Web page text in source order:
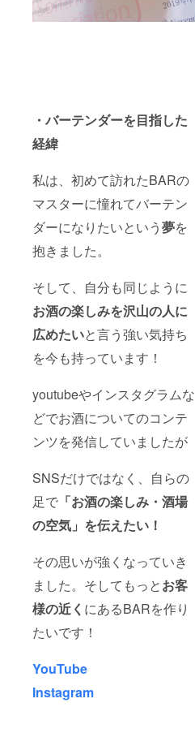
・バーテンダーを目指した
経緯
私は、初めて訪れたBARの
マスターに憧れてバーテン
ダーになりたいという夢を
抱きました。
そして、自分も同じように
お酒の楽しみを沢山の人に
広めたいと言う強い気持ち
を今も持っています！
youtubeやインスタグラムな
どでお酒についてのコンテ
ンツを発信していましたが
SNSだけではなく、自らの
足で 「お酒の楽しみ・酒場
の空気」を伝えたい！
その思いが強くなっていき
ました。そしてもっとお客
様の近く にあるBARを作り
たいです！
YouTube
Instagram